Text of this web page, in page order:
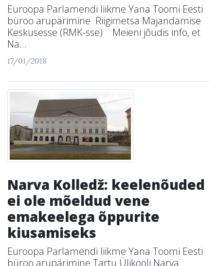
Euroopa Parlamendi liikme Yana Toomi Eesti
büroo arupärimine Riigimetsa Majandamise
Keskusesse (RMK-sse) Meieni jõudis info, et
Na...
17/01/2018
Narva Kolledž: keelenõuded
ei ole mõeldud vene
emakeelega õppurite
kiusamiseks
Euroopa Parlamendi liikme Yana Toomi Eesti
büroo arupärimine Tartu Ülikooli Narva